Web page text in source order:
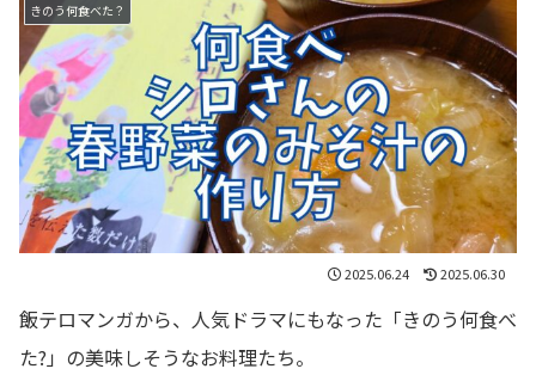
きのう何食べた？
2025.06.24 2025.06.30
飯テロマンガから、人気ドラマにもなった「きのう何食べ
た?」の美味しそうなお料理たち。